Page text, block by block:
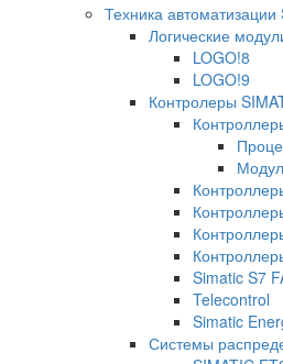
Техника автоматизации
Логические
LOGO!8
LOGO!9
Контролеры
Simatic S7
Telecontrol
Simatic
Системы